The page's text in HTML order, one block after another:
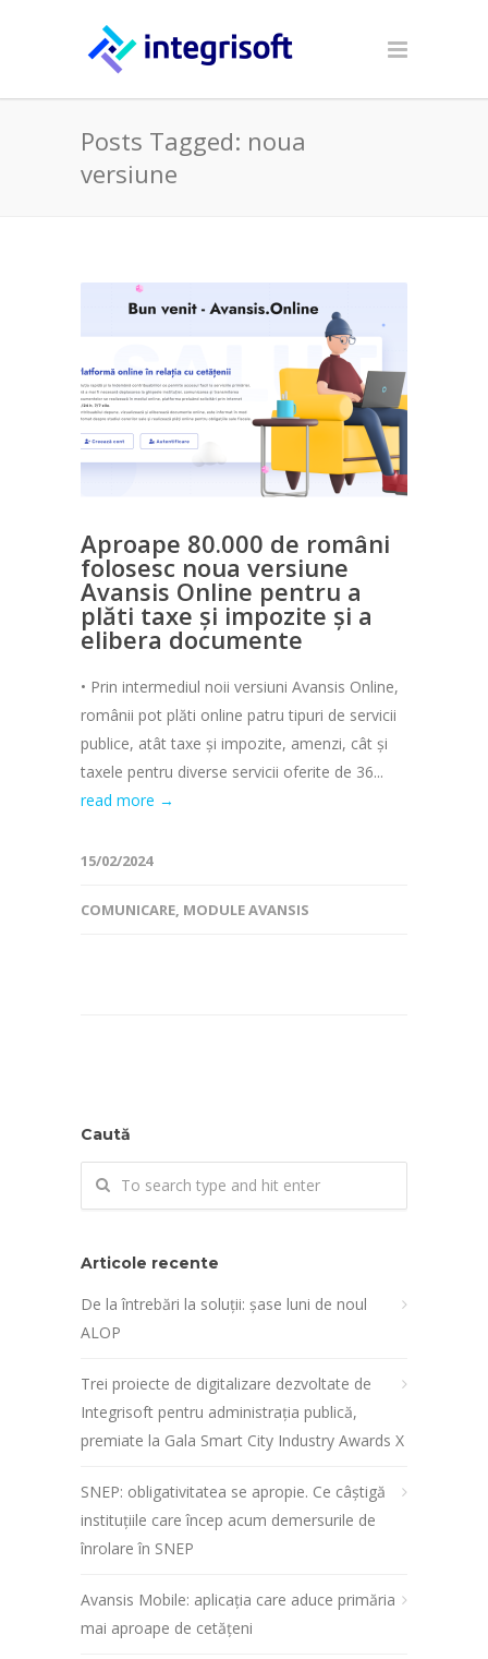
Posts Tagged: noua
versiune
Aproape 80.000 de români
folosesc noua versiune
Avansis Online pentru a
plăti taxe și impozite și a
elibera documente
• Prin intermediul noii versiuni Avansis Online,
românii pot plăti online patru tipuri de servicii
publice, atât taxe și impozite, amenzi, cât și
taxele pentru diverse servicii oferite de 36...
read more →
15/02/2024
COMUNICARE, MODULE AVANSIS
Caută
Articole recente
De la întrebări la soluții: șase luni de noul
ALOP
Trei proiecte de digitalizare dezvoltate de
Integrisoft pentru administrația publică,
premiate la Gala Smart City Industry Awards X
SNEP: obligativitatea se apropie. Ce câștigă
instituțiile care încep acum demersurile de
înrolare în SNEP
Avansis Mobile: aplicația care aduce primăria
mai aproape de cetățeni